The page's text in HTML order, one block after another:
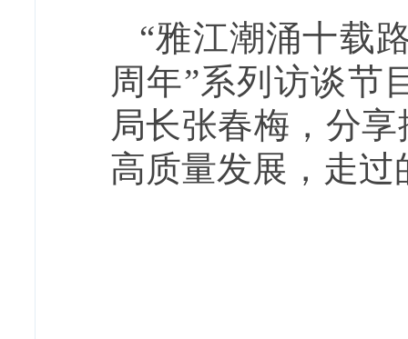
“雅江潮涌十载
周年”系列访谈节
局长张春梅，分
高质量发展，走